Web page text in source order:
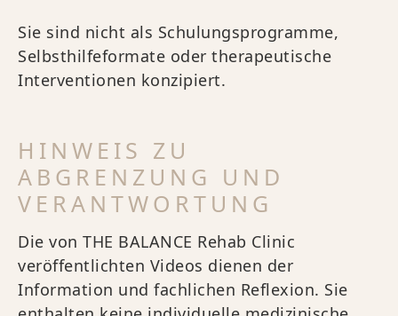
Sie sind nicht als Schulungsprogramme,
Selbsthilfeformate oder therapeutische
Interventionen konzipiert.
HINWEIS ZU
ABGRENZUNG UND
VERANTWORTUNG
Die von THE BALANCE Rehab Clinic
veröffentlichten Videos dienen der
Information und fachlichen Reflexion. Sie